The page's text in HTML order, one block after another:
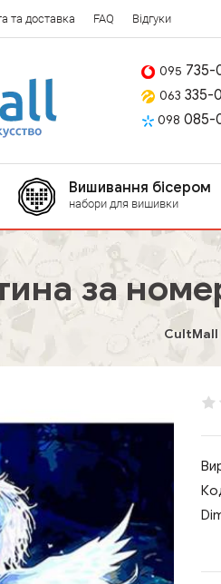
та доставка FAQ Відгуки
095 735-
063 335-
098 085-
Вишивання бісером
набори для вишивки
за
CultMall